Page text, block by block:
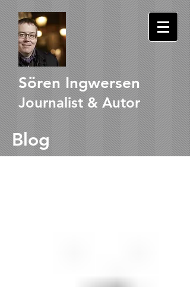
Sören Ingwersen
Journalist & Autor
Blog